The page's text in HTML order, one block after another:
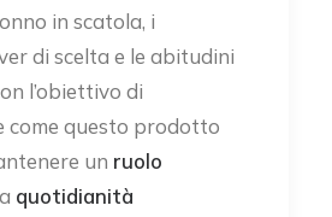
in scatola, i
di scelta e le abitudini
l’obiettivo di
come questo prodotto
un ruolo
quotidianità